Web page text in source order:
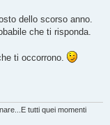
dello scorso anno.
che ti risponda.
ti occorrono.
tutti quei momenti